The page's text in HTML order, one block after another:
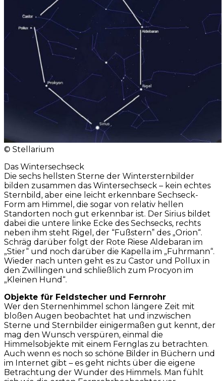
© Stellarium
Das Wintersechseck
Die sechs hellsten Sterne der Wintersternbilder
bilden zusammen das Wintersechseck – kein echtes
Sternbild, aber eine leicht erkennbare Sechseck-
Form am Himmel, die sogar von relativ hellen
Standorten noch gut erkennbar ist. Der Sirius bildet
dabei die untere linke Ecke des Sechsecks, rechts
neben ihm steht Rigel, der “Fußstern” des „Orion“.
Schräg darüber folgt der Rote Riese Aldebaran im
„Stier“ und noch darüber die Kapella im „Fuhrmann“.
Wieder nach unten geht es zu Castor und Pollux in
den Zwillingen und schließlich zum Procyon im
„Kleinen Hund“.
Objekte für Feldstecher und Fernrohr
Wer den Sternenhimmel schon längere Zeit mit
bloßen Augen beobachtet hat und inzwischen
Sterne und Sternbilder einigermaßen gut kennt, der
mag den Wunsch verspüren, einmal die
Himmelsobjekte mit einem Fernglas zu betrachten.
Auch wenn es noch so schöne Bilder in Büchern und
im Internet gibt – es geht nichts über die eigene
Betrachtung der Wunder des Himmels. Man fühlt